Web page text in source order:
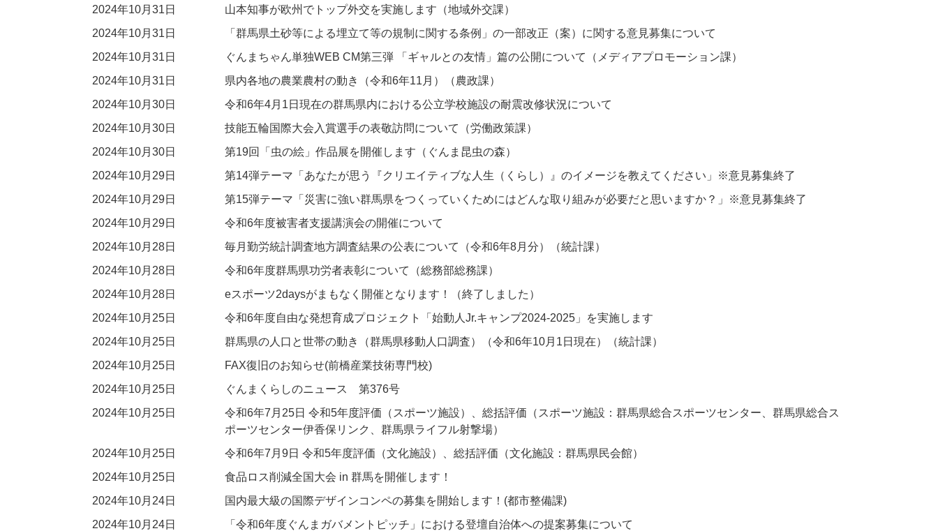
2024年10月31日
山本知事が欧州でトップ外交を実施します（地域外交課）
2024年10月31日
「群馬県土砂等による埋立て等の規制に関する条例」の一部改正（案）に関する意見募集について
2024年10月31日
ぐんまちゃん単独WEB CM第三弾 「ギャルとの友情」篇の公開について（メディアプロモーション課）
2024年10月31日
県内各地の農業農村の動き（令和6年11月）（農政課）
2024年10月30日
令和6年4月1日現在の群馬県内における公立学校施設の耐震改修状況について
2024年10月30日
技能五輪国際大会入賞選手の表敬訪問について（労働政策課）
2024年10月30日
第19回「虫の絵」作品展を開催します（ぐんま昆虫の森）
2024年10月29日
第14弾テーマ「あなたが思う『クリエイティブな人生（くらし）』のイメージを教えてください」※意見募集終了
2024年10月29日
第15弾テーマ「災害に強い群馬県をつくっていくためにはどんな取り組みが必要だと思いますか？」※意見募集終了
2024年10月29日
令和6年度被害者支援講演会の開催について
2024年10月28日
毎月勤労統計調査地方調査結果の公表について（令和6年8月分）（統計課）
2024年10月28日
令和6年度群馬県功労者表彰について（総務部総務課）
2024年10月28日
eスポーツ2daysがまもなく開催となります！（終了しました）
2024年10月25日
令和6年度自由な発想育成プロジェクト「始動人Jr.キャンプ2024-2025」を実施します
2024年10月25日
群馬県の人口と世帯の動き（群馬県移動人口調査）（令和6年10月1日現在）（統計課）
2024年10月25日
FAX復旧のお知らせ(前橋産業技術専門校)
2024年10月25日
ぐんまくらしのニュース 第376号
2024年10月25日
令和6年7月25日 令和5年度評価（スポーツ施設）、総括評価（スポーツ施設：群馬県総合スポーツセンター、群馬県総合ス
ポーツセンター伊香保リンク、群馬県ライフル射撃場）
2024年10月25日
令和6年7月9日 令和5年度評価（文化施設）、総括評価（文化施設：群馬県民会館）
2024年10月25日
食品ロス削減全国大会 in 群馬を開催します！
2024年10月24日
国内最大級の国際デザインコンペの募集を開始します！(都市整備課)
2024年10月24日
「令和6年度ぐんまガバメントピッチ」における登壇自治体への提案募集について